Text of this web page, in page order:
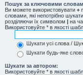
Пошук за ключовими
Ви можете використовувати +
словами, які непотрібно
розділяючи їх символом | на
Використовуйте * в якості
Шукати усі слова /
Шукати будь-яке
Шукати за автором:
Використовуйте * в якості